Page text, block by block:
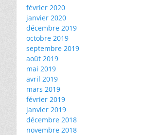
février 2020
janvier 2020
décembre 2019
octobre 2019
septembre 2019
août 2019
mai 2019
avril 2019
mars 2019
février 2019
janvier 2019
décembre 2018
novembre 2018